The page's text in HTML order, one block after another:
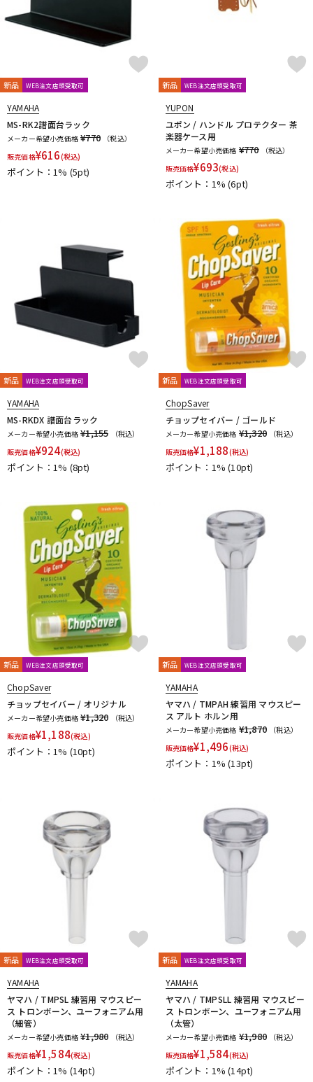
SUPERSLICK
T-Z
TABIBITO
Theo Wanne
TORAYSEE
TrumCor trumpet station
Ullven
Ultra breathe
UNISON unknown
VACCHIANO
VIVACE waltons
Winds Score
Wood Stone XO YAMAHA
YANAGISAWA
YUPON
Zac
他
アケタオカリーナ
アレキサンダー（リード）
ARTinoise
Intercept Technology
Kerry Whistle
GAT Custom Brass
TK Melody
Klang MG Leather Work
ELISE
PARAFIT
Hollywood Winds MALTA
CG Mouthpiece
PATRICK
Wedge Frate Precision Shastock
BORGANI
New York Stage 1
Brass Gear Syos
新品 WEB注文店頭受取可
YAMAHA
MS-RK2譜面台ラック
メーカー希望小売価格 ¥770
（税込）
販売価格¥616(税込)
ポイント：1% (5pt)
新品 WEB注文店頭受取可
YUPON
ユポン / ハンドル プロテクター 茶
楽器ケース用
メーカー希望小売価格 ¥770
（税込）
販売価格¥693(税込)
ポイント：1%(6pt)
新品 WEB注文店頭受取可
YAMAHA
MS-RKDX 譜面台ラック
メーカー希望小売価格 ¥1,155
（税込）
販売価格¥924(税込)
ポイント：1% (8pt)
新品 WEB注文店頭受取可
ChopSaver
チョップセイバー / ゴールド
メーカー希望小売価格 ¥1,320
（税込）
販売価格¥1,188(税込)
ポイント：1%(10pt)
新品 WEB注文店頭受取可
ChopSaver
チョップセイバー / オリジナル
メーカー希望小売価格 ¥1,320
（税込）
販売価格¥1,188(税込)
ポイント：1% (10pt)
新品 WEB注文店頭受取可
YAMAHA
ヤマハ / TMPAH 練習用 マウスピー
ス アルト ホルン用
メーカー希望小売価格 ¥1,870
（税込）
販売価格¥1,496(税込)
ポイント：1%(13pt)
新品 WEB注文店頭受取可
YAMAHA
ヤマハ / TMPSL 練習用 マウスピー
ス トロンボーン、ユーフォニアム用
（細管）
メーカー希望小売価格 ¥1,980
（税込）
販売価格¥1,584(税込)
ポイント：1% (14pt)
新品 WEB注文店頭受取可
YAMAHA
ヤマハ / TMPSLL 練習用 マウスピー
ス トロンボーン、ユーフォニアム用
（太管）
メーカー希望小売価格 ¥1,980
（税込）
販売価格¥1,584(税込)
ポイント：1%(14pt)